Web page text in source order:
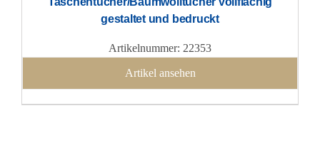
gestaltet und bedruckt
Artikelnummer: 22353
Artikel ansehen